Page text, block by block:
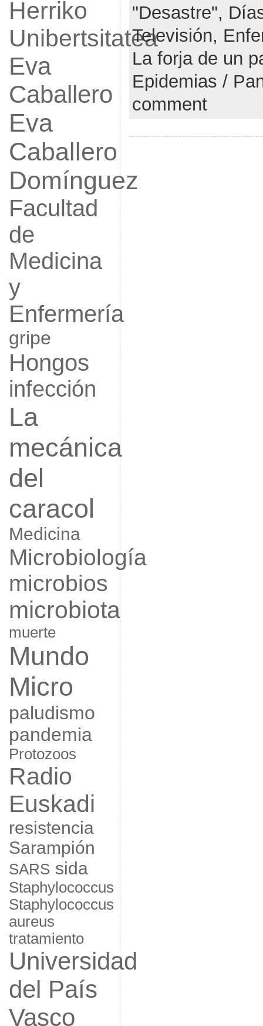
Herriko
Unibertsitatea
Eva
Caballero
Eva
Caballero
Domínguez
Facultad
de
Medicina
y
Enfermería
gripe
Hongos
infección
La
mecánica
del
caracol
Medicina
Microbiología
microbios
microbiota
muerte
Mundo
Micro
paludismo
pandemia
Protozoos
Radio
Euskadi
resistencia
Sarampión
SARS sida
Staphylococcus
Staphylococcus
aureus
tratamiento
Universidad
del País
Vasco
"Desastre",
Televisión,
La forja de un
Epidemias /
comment